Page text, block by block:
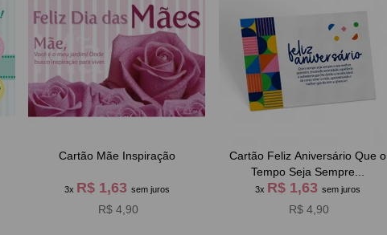
Cartão Mãe Inspiração
3x R$ 1,63 sem juros
R$ 4,90
Cartão Feliz Aniversário Que o
Tempo Seja Sempre...
3x R$ 1,63 sem juros
R$ 4,90